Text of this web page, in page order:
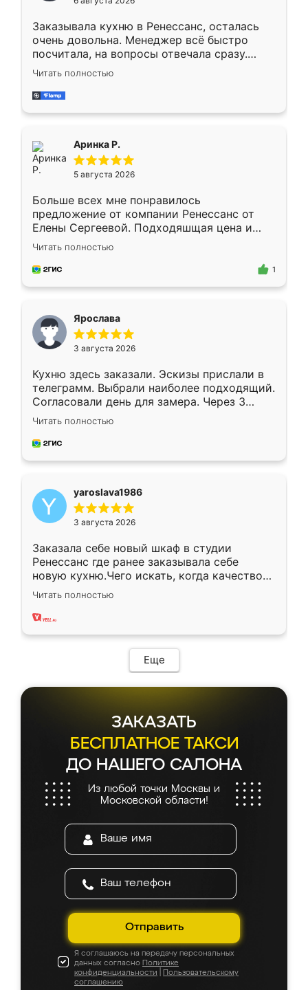
мебели буду заказывать только здесь.
Заказывала кухню в Ренессанс, осталась
очень довольна. Менеджер всё быстро
посчитала, на вопросы отвечала сразу.
Замерщик приехал в субботу, подошёл к
делу со всей ответственностью. Собрали
за день, ребята работали аккуратно, даже
Читать полностью
Аринка Р.
5 августа 2026
Больше всех мне понравилось
предложение от компании Ренессанс от
Елены Сергеевой. Подходяшщая цена и
короткие сроки изготовления. Приехавший
для замера сотрудник Владислав
предложил по моему эскизу самый
Читать полностью
1
Ярослава
3 августа 2026
Кухню здесь заказали. Эскизы прислали в
телеграмм. Выбрали наиболее подходящий.
Согласовали день для замера. Через 3
недели кухня была уже готова. Остались
довольны работой. Спасибо Ренессанс
мебель за качественную работу!
Читать полностью
yaroslava1986
3 августа 2026
Заказала себе новый шкаф в студии
Ренессанс где ранее заказывала себе
новую кухню.Чего искать, когда качеством
вполне довольна. Служит кухня уже почти
два года, нареканий нет.
Читать полностью
Еще
ЗАКАЗАТЬ
БЕСПЛАТНОЕ ТАКСИ
ДО НАШЕГО САЛОНА
Из любой точки Москвы и
Московской области!
Отправить
Я соглашаюсь на передачу персональных
данных согласно Политике
конфиденциальности
Пользовательскому
соглашению